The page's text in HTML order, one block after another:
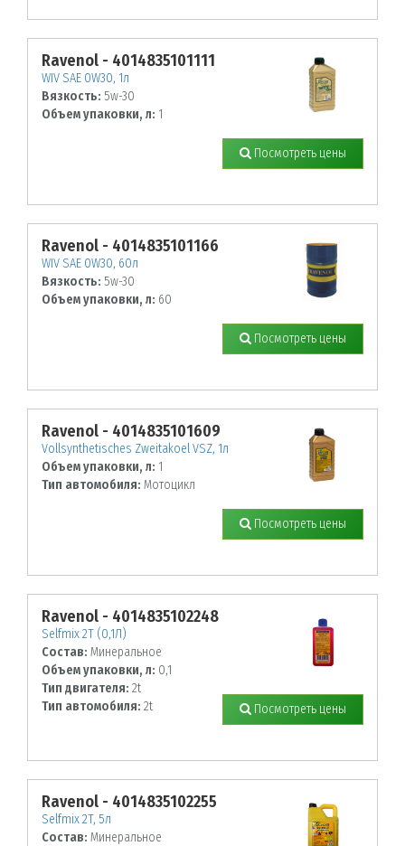
Ravenol - 4014835101111
WIV SAE 0W30, 1л
Вязкость: 5w-30
Объем упаковки, л: 1
Посмотреть цены
Ravenol - 4014835101166
WIV SAE 0W30, 60л
Вязкость: 5w-30
Объем упаковки, л: 60
Посмотреть цены
Ravenol - 4014835101609
Vollsynthetisches Zweitakoel VSZ, 1л
Объем упаковки, л: 1
Тип автомобиля: Мотоцикл
Посмотреть цены
Ravenol - 4014835102248
Selfmix 2T (0,1Л)
Состав: Минеральное
Объем упаковки, л: 0,1
Тип двигателя: 2t
Тип автомобиля: 2t Посмотреть цены
Ravenol - 4014835102255
Selfmix 2T, 5л
Состав: Минеральное